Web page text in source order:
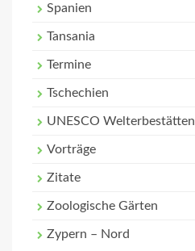
Spanien
Tansania
Termine
Tschechien
UNESCO Welterbestätten
Vorträge
Zitate
Zoologische Gärten
Zypern – Nord